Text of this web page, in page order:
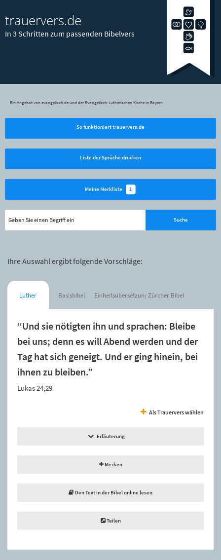
trauervers.de
In 3 Schritten zum passenden Bibelvers
Ein Angebot von evangelisch.de und der Evangelisch-Lutherischen Kirche in Bayern
So funktioniert trauervers.de
Liste der Sprüche drucken
Meine Merkliste 1
Ihre Auswahl ergibt folgende Vorschläge:
Luther Basisbibel Einheitsübersetzung Zürcher Bibel
“Und sie nötigten ihn und sprachen: Bleibe
bei uns; denn es will Abend werden und der
Tag hat sich geneigt. Und er ging hinein, bei
ihnen zu bleiben.”
Lukas 24,29
Als Trauervers wählen
Erläuterung
Merken
Den Text in der Bibel online lesen
Teilen